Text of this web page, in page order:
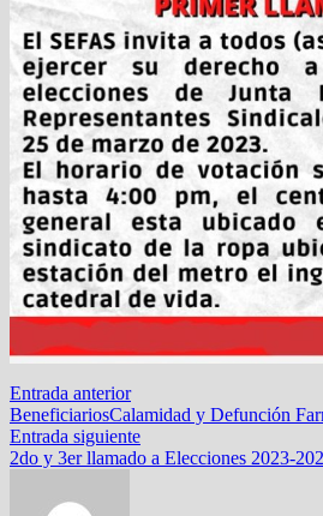
Navegación
de
entradas
Entrada anteriorEntrada
anterior:
BeneficiariosCalamidad y Defunción
Entrada siguienteEntrada
siguiente:
2do y 3er llamado a Elecciones 2023-